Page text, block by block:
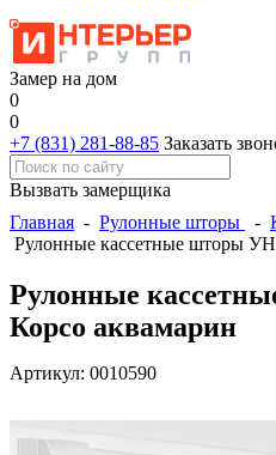
Замер на дом
0
0
+7 (831) 281-88-85 Заказать
Вызвать замерщика
Главная - Рулонные шторы -
Рулонные кассетные шторы
Рулонные
Корсо аквамарин
Артикул: 0010590